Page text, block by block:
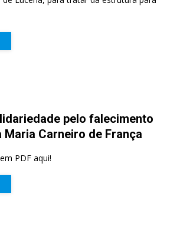
pelo falecimento
Maria Carneiro de França
PDF aqui!